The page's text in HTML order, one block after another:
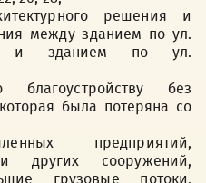
решения и
между зданием по ул.
и зданием по ул.
без
была потеряна со
предприятий,
и других сооружений,
грузовые потоки,